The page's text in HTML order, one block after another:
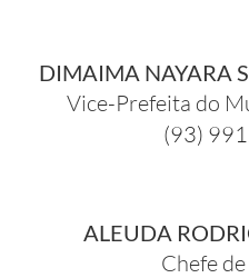
DIMAIMA NAYARA
Vice-Prefeita do
(93)
ALEUDA
Chefe